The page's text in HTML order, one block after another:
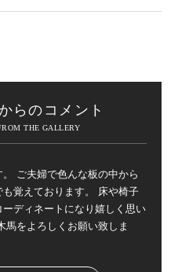
らのコメント
ご夫婦で色んな板の中から
覚えております。 床や椅子
ディネートになり嬉しく思い
馬をよろしくお願い致しま